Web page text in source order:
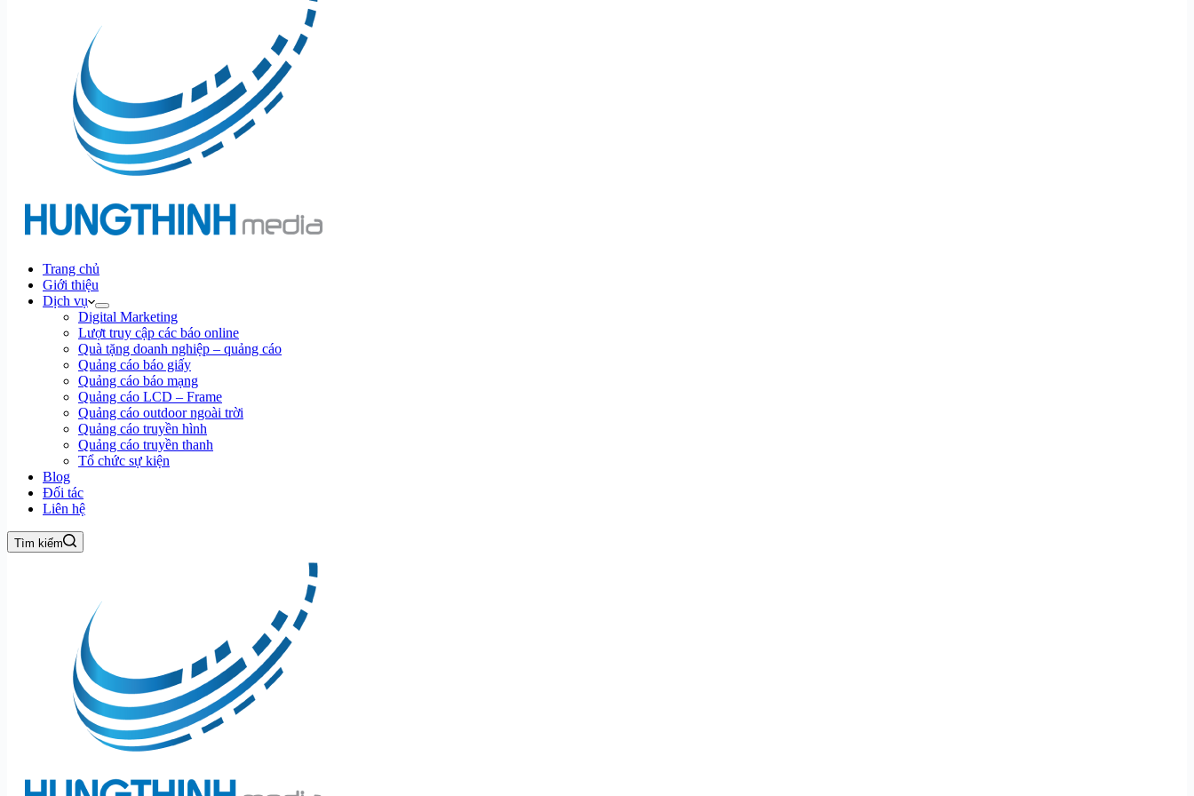
Trang chủ
Giới thiệu
Dịch vụ
Digital Marketing
Lượt truy cập các báo online
Quà tặng doanh nghiệp – quảng cáo
Quảng cáo báo giấy
Quảng cáo báo mạng
Quảng cáo LCD – Frame
Quảng cáo outdoor ngoài trời
Quảng cáo truyền hình
Quảng cáo truyền thanh
Tổ chức sự kiện
Blog
Đối tác
Liên hệ
Tìm kiếm